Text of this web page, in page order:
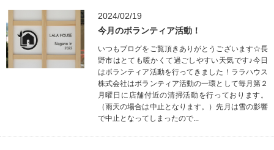
2024/02/19
今月のボランティア活動！
いつもブログをご覧頂きありがとうございます☆長
野市はとても暖かくて過ごしやすい天気です♪今日
はボランティア活動を行ってきました！ララハウス
株式会社はボランティア活動の一環として毎月第２
月曜日に店舗付近の清掃活動を行っております。
（雨天の場合は中止となります。）先月は雪の影響
で中止となってしまったので...